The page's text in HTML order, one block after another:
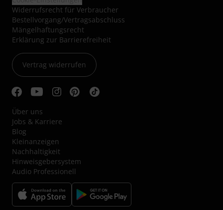
Widerrufsrecht für Verbraucher
Bestellvorgang/Vertragsabschluss
Mängelhaftungsrecht
Erklärung zur Barrierefreiheit
Vertrag widerrufen
Über uns
Jobs & Karriere
Blog
Kleinanzeigen
Nachhaltigkeit
Hinweisgebersystem
Audio Professionell